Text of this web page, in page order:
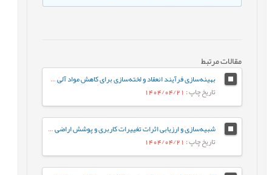
مقالات مرتبط
بهینه‌سازی فرآیند انعقاد و لخته‌سازی برای کاهش مواد آلی در پساب صنایع لاتکس با استفاده از روش سطح پاسخ (RSM)
تاریخ چاپ: 1404/04/21
شبیه‌سازی و ارزیابی اثرات تغییرات کاربری و پوشش اراضی در درون و پیرامون مناطق حفاظت شده استان لرستان، ایران
تاریخ چاپ: 1404/04/21